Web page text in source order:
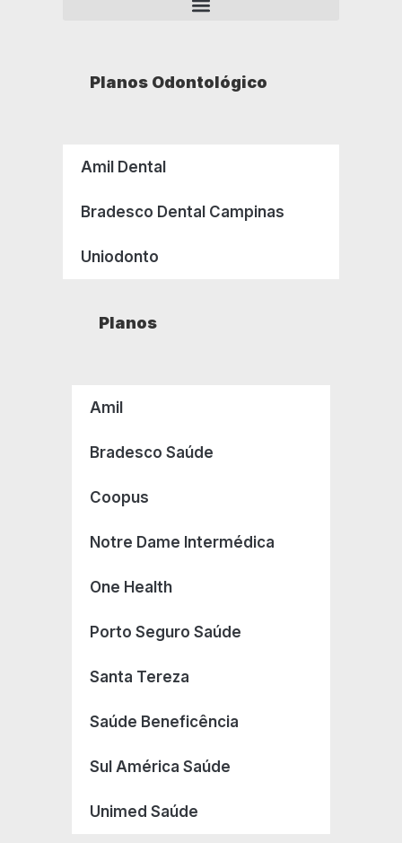
Planos Odontológico
Amil Dental
Bradesco Dental Campinas
Uniodonto
Planos
Amil
Bradesco Saúde
Coopus
Notre Dame Intermédica
One Health
Porto Seguro Saúde
Santa Tereza
Saúde Beneficência
Sul América Saúde
Unimed Saúde